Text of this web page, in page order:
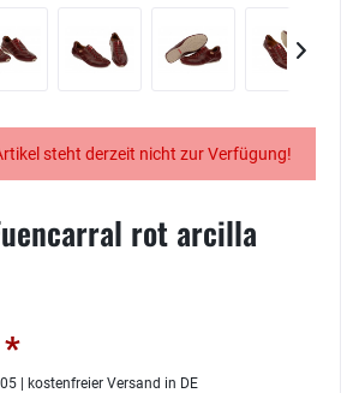
steht derzeit nicht zur Verfügung!
rot arcilla
*
| kostenfreier Versand in DE